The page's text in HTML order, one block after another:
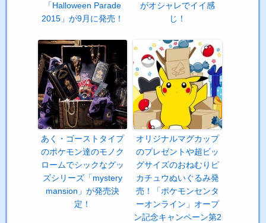
「Halloween Parade
2015」が9月に発売！
がオシャレでイイ感
じ！
あく・ゴーストタイプ
のポケモン達のモノク
ロームでシックなグッ
ズシリーズ「mystery
mansion」が発売決
定！
オリジナルマグカップ
のプレゼントや超ビッ
グサイズのおねむりピ
カチュウぬいぐるみ発
売！「ポケモンセンタ
ーオンライン」オープ
ン記念キャンペーン第2